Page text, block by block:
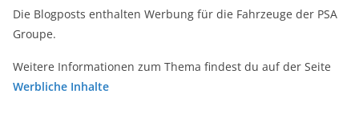
Die Blogposts enthalten Werbung für die Fahrzeuge der PSA
Groupe.
Weitere Informationen zum Thema findest du auf der Seite
Werbliche Inhalte